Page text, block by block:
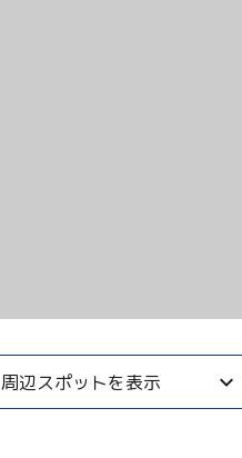
周辺スポットを表示